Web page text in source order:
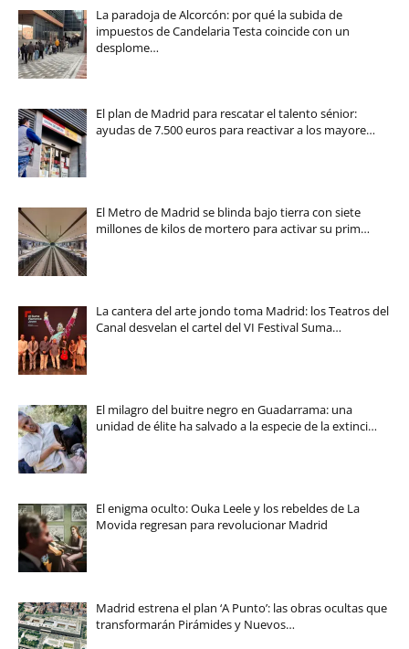
La paradoja de Alcorcón: por qué la subida de
impuestos de Candelaria Testa coincide con un
desplome…
El plan de Madrid para rescatar el talento sénior:
ayudas de 7.500 euros para reactivar a los mayore…
El Metro de Madrid se blinda bajo tierra con siete
millones de kilos de mortero para activar su prim…
La cantera del arte jondo toma Madrid: los Teatros del
Canal desvelan el cartel del VI Festival Suma…
El milagro del buitre negro en Guadarrama: una
unidad de élite ha salvado a la especie de la extinci…
El enigma oculto: Ouka Leele y los rebeldes de La
Movida regresan para revolucionar Madrid
Madrid estrena el plan ‘A Punto’: las obras ocultas que
transformarán Pirámides y Nuevos…